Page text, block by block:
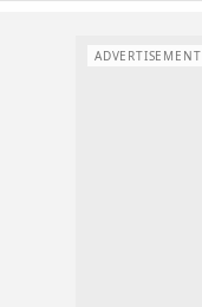
ADVERTISEMENT